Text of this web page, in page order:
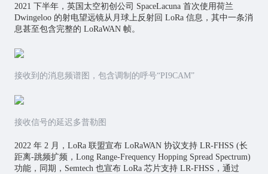
2021 下半年，英国太空初创公司 SpaceLacuna 首次使用荷兰
Dwingeloo 的射电望远镜从月球上反射回 LoRa 信息，其中一条消
息甚至包含完整的 LoRaWAN 帧。
接收到的消息频谱图，包含调制的呼号“PI9CAM”
接收信号的延迟多普勒图
2022 年 2 月，LoRa 联盟宣布 LoRaWAN 协议支持 LR-FHSS (长
距离-跳频扩频，Long Range-Frequency Hopping Spread Spectrum)
功能，同期，Semtech 也宣布 LoRa 芯片支持 LR-FHSS，通过